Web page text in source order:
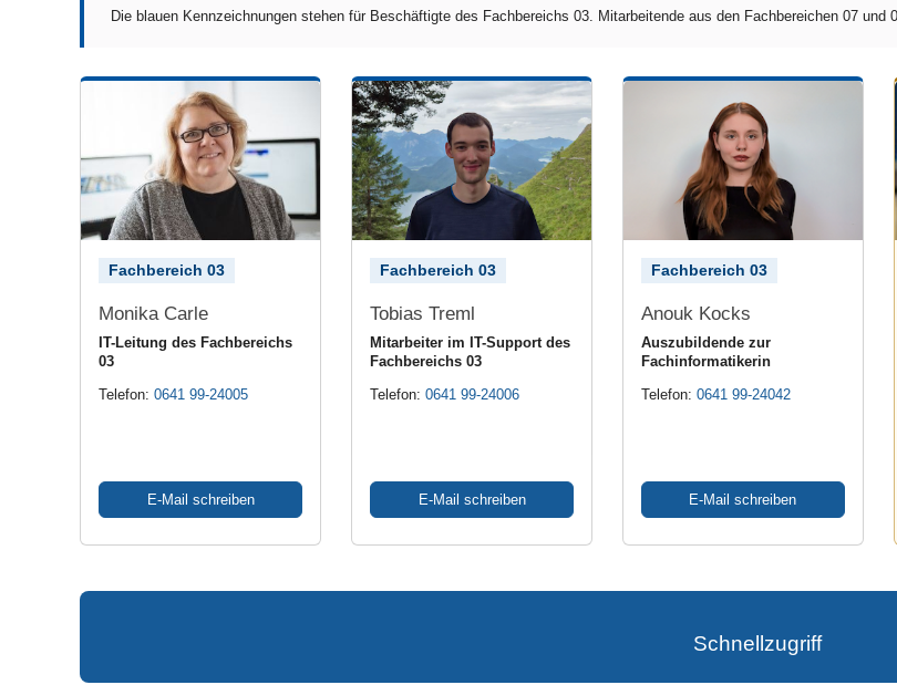
Die blauen Kennzeichnungen stehen für Beschäftigte des Fachbereichs 03. Mitarbeitende aus den Fachbereichen 07 und
Fachbereich 03
Monika Carle
IT-Leitung des Fachbereichs
03
Telefon: 0641 99-24005
E-Mail schreiben
Fachbereich 03
Tobias Treml
Mitarbeiter im IT-Support des
Fachbereichs 03
Telefon: 0641 99-24006
E-Mail schreiben
Fachbereich 03
Anouk Kocks
Auszubildende zur
Fachinformatikerin
Telefon: 0641 99-24042
E-Mail schreiben
Schnellzugriff